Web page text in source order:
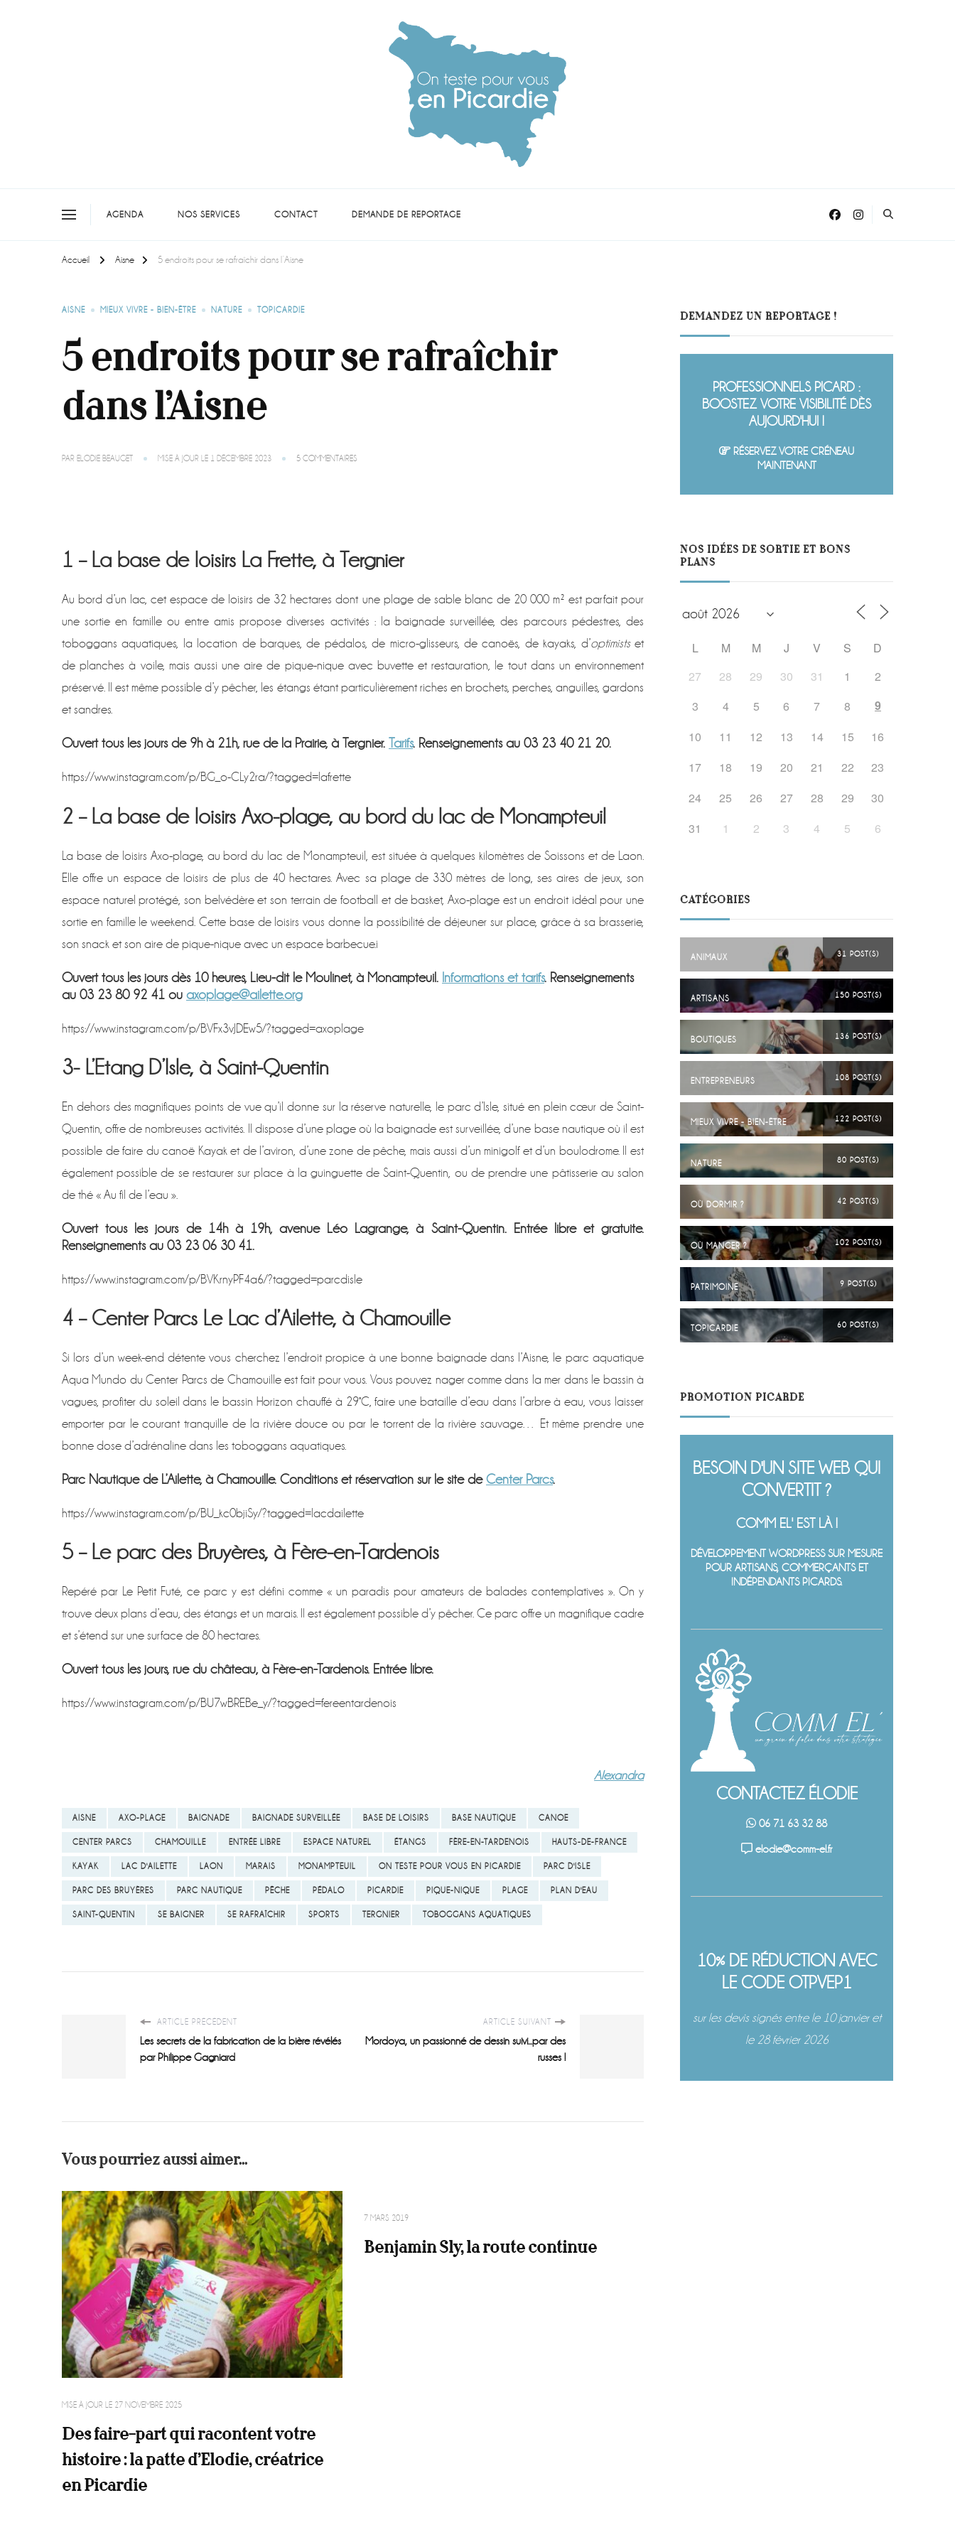
AGENDA NOS SERVICES CONTACT DEMANDE DE REPORTAGE
Accueil Aisne 5 endroits pour se rafraîchir dans l’Aisne
AISNE MIEUX VIVRE - BIEN-ÊTRE NATURE TOPICARDIE
5 endroits pour se rafraîchir
dans l’Aisne
PAR ELODIE BEAUGET MISE À JOUR LE 1 DÉCEMBRE 2023 5 COMMENTAIRES
1 – La base de loisirs La Frette, à Tergnier
Au bord d’un lac, cet espace de loisirs de 32 hectares dont une plage de sable blanc de 20 000 m² est parfait pour
une sortie en famille ou entre amis propose diverses activités : la baignade surveillée, des parcours pédestres, des
toboggans aquatiques, la location de barques, de pédalos, de micro-glisseurs, de canoës, de kayaks, d’optimistset
de planches à voile, mais aussi une aire de pique-nique avec buvette et restauration, le tout dans un environnement
préservé. Il est même possible d’y pêcher, les étangs étant particulièrement riches en brochets, perches, anguilles, gardons
et sandres.
Ouvert tous les jours de 9h à 21h, rue de la Prairie, à Tergnier. Tarifs. Renseignements au 03 23 40 21 20.
https://www.instagram.com/p/BG_o-CLy2ra/?tagged=lafrette
2 – La base de loisirs Axo-plage, au bord du lac de Monampteuil
La base de loisirs Axo-plage, au bord du lac de Monampteuil, est située à quelques kilomètres de Soissons et de Laon.
Elle offre un espace de loisirs de plus de 40 hectares. Avec sa plage de 330 mètres de long, ses aires de jeux, son
espace naturel protégé, son belvédère et son terrain de football et de basket, Axo-plage est un endroit idéal pour une
sortie en famille le weekend. Cette base de loisirs vous donne la possibilité de déjeuner sur place, grâce à sa brasserie,
son snack et son aire de pique-nique avec un espace barbecue.i
Ouvert tous les jours dès 10 heures, Lieu-dit le Moulinet, à Monampteuil. Informations et tarifs. Renseignements
au 03 23 80 92 41 ou axoplage@ailette.org
https://www.instagram.com/p/BVFx3vJDEw5/?tagged=axoplage
3- L’Etang D’Isle, à Saint-Quentin
En dehors des magnifiques points de vue qu’il donne sur la réserve naturelle, le parc d’Isle, situé en plein cœur de Saint-
Quentin, offre de nombreuses activités. Il dispose d’une plage où la baignade est surveillée, d’une base nautique où il est
possible de faire du canoë Kayak et de l’aviron, d’une zone de pêche, mais aussi d’un minigolf et d’un boulodrome. Il est
également possible de se restaurer sur place à la guinguette de Saint-Quentin, ou de prendre une pâtisserie au salon
de thé « Au fil de l’eau ».
Ouvert tous les jours de 14h à 19h, avenue Léo Lagrange, à Saint-Quentin. Entrée libre et gratuite.
Renseignements au 03 23 06 30 41.
https://www.instagram.com/p/BVKrnyPF4a6/?tagged=parcdisle
4 – Center Parcs Le Lac d’Ailette, à Chamouille
Si lors d’un week-end détente vous cherchez l’endroit propice à une bonne baignade dans l’Aisne, le parc aquatique
Aqua Mundo du Center Parcs de Chamouille est fait pour vous. Vous pouvez nager comme dans la mer dans le bassin à
vagues, profiter du soleil dans le bassin Horizon chauffé à 29°C, faire une bataille d’eau dans l’arbre à eau, vous laisser
emporter par le courant tranquille de la rivière douce ou par le torrent de la rivière sauvage… Et même prendre une
bonne dose d’adrénaline dans les toboggans aquatiques.
Parc Nautique de L’Ailette, à Chamouille. Conditions et réservation sur le site deCenter Parcs.
https://www.instagram.com/p/BU_kc0bjiSy/?tagged=lacdailette
5 – Le parc des Bruyères, à Fère-en-Tardenois
Repéré par Le Petit Futé, ce parc y est défini comme « un paradis pour amateurs de balades contemplatives ». On y
trouve deux plans d’eau, des étangs et un marais. Il est également possible d’y pêcher. Ce parc offre un magnifique cadre
et s’étend sur une surface de 80 hectares.
Ouvert tous les jours, rue du château, à Fère-en-Tardenois. Entrée libre.
https://www.instagram.com/p/BU7wBREBe_y/?tagged=fereentardenois
Alexandra
AISNE AXO-PLAGE BAIGNADE BAIGNADE SURVEILLÉE BASE DE LOISIRS BASE NAUTIQUE CANOE
CENTER PARCS CHAMOUILLE ENTRÉE LIBRE ESPACE NATUREL ÉTANGS FÈRE-EN-TARDENOIS HAUTS-DE-FRANCE
KAYAK LAC D'AILETTE LAON MARAIS MONAMPTEUIL ON TESTE POUR VOUS EN PICARDIE PARC D'ISLE
PARC DES BRUYÈRES PARC NAUTIQUE PÊCHE PÉDALO PICARDIE PIQUE-NIQUE PLAGE PLAN D'EAU
SAINT-QUENTIN SE BAIGNER SE RAFRAÎCHIR SPORTS TERGNIER TOBOGGANS AQUATIQUES
ARTICLE PRÉCÉDENT
Les secrets de la fabrication de la bière révélés
par Philippe Gagniard
ARTICLE SUIVANT
Mordoya, un passionné de dessin suivi...par des
russes !
Vous pourriez aussi aimer...
MISE À JOUR LE 27 NOVEMBRE 2025
Des faire-part qui racontent votre
histoire : la patte d’Elodie, créatrice
en Picardie
7 MARS 2019
Benjamin Sly, la route continue
DEMANDEZ UN REPORTAGE !
PROFESSIONNELS PICARD :
BOOSTEZ VOTRE VISIBILITÉ DÈS
AUJOURD'HUI !
RÉSERVEZ VOTRE CRÉNEAU
MAINTENANT
NOS IDÉES DE SORTIE ET BONS
PLANS
L M M J V S
D
27
28 29 30 31 1
2
3
4 5 6 7 8
9
10
11 12 13 14 15
16
17
18 19 20 21 22
23
24
25 26 27 28 29
30
31
1 2 3 4 5 6
CATÉGORIES
ANIMAUX 31 POST(S)
ARTISANS 150 POST(S)
BOUTIQUES 136 POST(S)
ENTREPRENEURS 108 POST(S)
MIEUX VIVRE - BIEN-ÊTRE 122 POST(S)
NATURE 80 POST(S)
OÙ DORMIR ? 42 POST(S)
OÙ MANGER ? 102 POST(S)
PATRIMOINE 9 POST(S)
TOPICARDIE 60 POST(S)
PROMOTION PICARDE
BESOIN D'UN SITE WEB QUI
CONVERTIT ?
COMM EL' EST LÀ !
DÉVELOPPEMENT WORDPRESS SUR MESURE
POUR ARTISANS, COMMERÇANTS ET
INDÉPENDANTS PICARDS.
CONTACTEZ ÉLODIE
06 71 63 32 88
elodie@comm-el.fr
10% DE RÉDUCTION AVEC
LE CODE OTPVEP1
sur les devis signés entre le 10 janvier et
le 28 février 2026